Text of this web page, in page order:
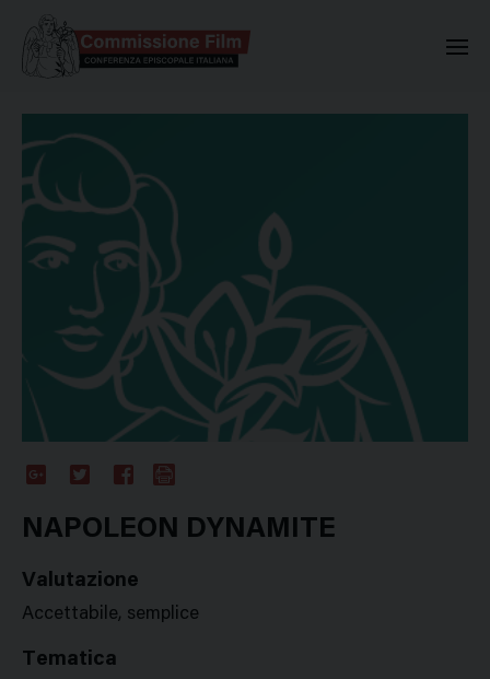
Plus
NAPOLEON DYNAMITE
Valutazione
Accettabile, semplice
Tematica